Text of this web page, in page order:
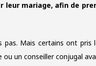
leur mariage, afin de
pas. Mais certains ont pris
un conseiller conjugal